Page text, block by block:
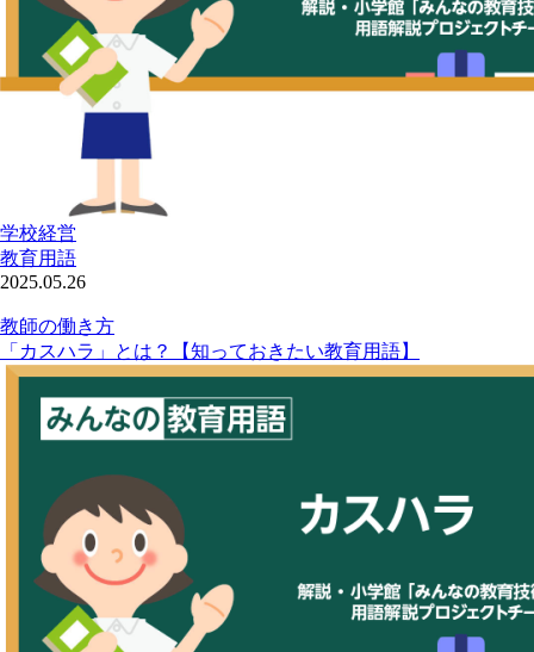
学校経営
教育用語
2025.05.26
教師の働き方
「カスハラ」とは？【知っておきたい教育用語】